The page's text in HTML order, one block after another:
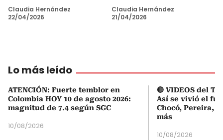
Claudia Hernández
22/04/2026
Claudia Hernández
21/04/2026
Lo más leído
ATENCIÓN: Fuerte temblor en
Colombia HOY 10 de agosto 2026:
magnitud de 7.4 según SGC
10/08/2026
🔴 VIDEOS del
Así se vivió el
Chocó, Pereira,
más
10/08/2026